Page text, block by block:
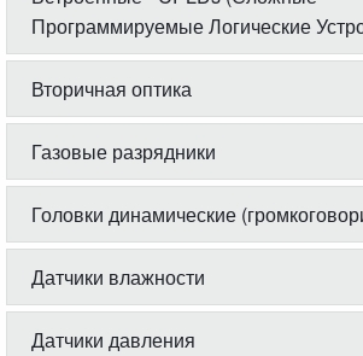
Программируемые Логические
Вторичная оптика
Газовые разрядники
Головки динамические
Датчики влажности
Датчики давления